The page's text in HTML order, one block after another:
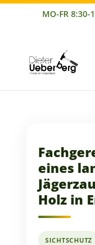
eines
Holz in
SICHTSCHUTZ